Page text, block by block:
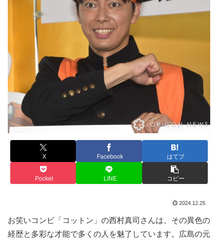
X Facebook はてブ
Pocket LINE コピー
2024.12.25
お笑いコンビ「コットン」の西村真司さんは、その異色の
経歴と多彩な才能で多くの人を魅了しています。広島の元